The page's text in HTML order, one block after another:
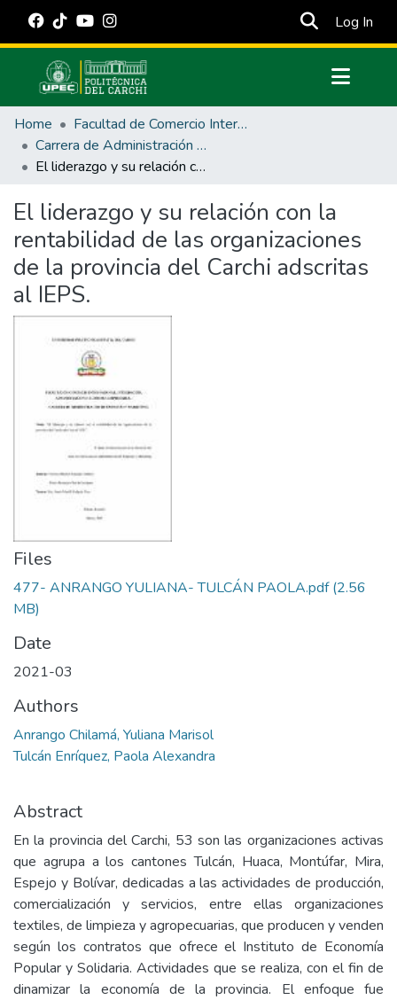
Log In
Communities & Collections
All of DSpace
Statistics
Estadísticas Externas
Manuales
Home
Facultad de Comercio Internacional, Integración, Administración y Economía Empresarial
Carrera de Administración de Empresas y Marketing
El liderazgo y su relación con la rentabilidad de las organizaciones de la provincia del Carchi adscritas al IEPS.
El liderazgo y su relación con la
rentabilidad de las organizaciones
de la provincia del Carchi adscritas
al IEPS.
Files
477- ANRANGO YULIANA- TULCÁN PAOLA.pdf(2.56
MB)
Date
2021-03
Authors
Anrango Chilamá, Yuliana Marisol
Tulcán Enríquez, Paola Alexandra
Abstract
En la provincia del Carchi, 53 son las organizaciones activas
que agrupa a los cantones Tulcán, Huaca, Montúfar, Mira,
Espejo y Bolívar, dedicadas a las actividades de producción,
comercialización y servicios, entre ellas organizaciones
textiles, de limpieza y agropecuarias, que producen y venden
según los contratos que ofrece el Instituto de Economía
Popular y Solidaria. Actividades que se realiza, con el fin de
dinamizar la economía de la provincia. El enfoque fue